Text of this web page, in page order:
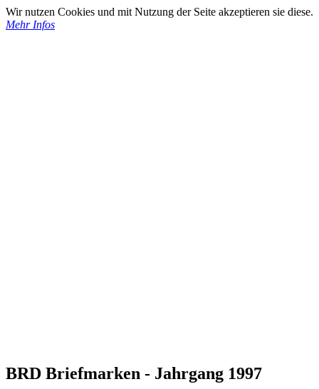
Wir nutzen Cookies und mit Nutzung der Seite akzeptieren sie diese.
Mehr Infos
BRD Briefmarken - Jahrgang 1997